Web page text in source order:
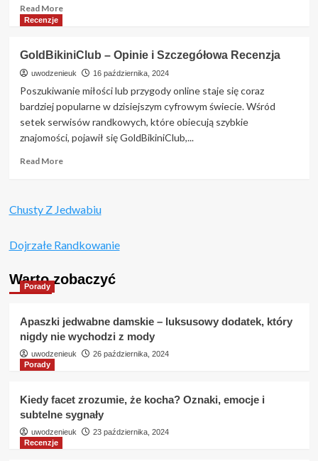
Boonga.pl?
Read MoreRead
Bogatego
–
Jak
znaleźć
idealnego
partnera
z
Recenzje
GoldBikiniClub – Opinie i Szczegółowa Recenzja
uwodzenieuk 16 października, 2024
Poszukiwanie miłości lub przygody online staje się coraz
bardziej popularne w dzisiejszym cyfrowym świecie. Wśród
setek serwisów randkowych, które obiecują szybkie
znajomości, pojawił się GoldBikiniClub,...
Read MoreRead
–
Szczegółowa
Chusty Z Jedwabiu
Dojrzałe Randkowanie
Warto zobaczyć
Porady
Apaszki jedwabne damskie – luksusowy dodatek, który
nigdy nie wychodzi z mody
uwodzenieuk
26 października, 2024
Porady
Kiedy facet zrozumie, że kocha? Oznaki, emocje i
subtelne sygnały
uwodzenieuk
23 października, 2024
Recenzje